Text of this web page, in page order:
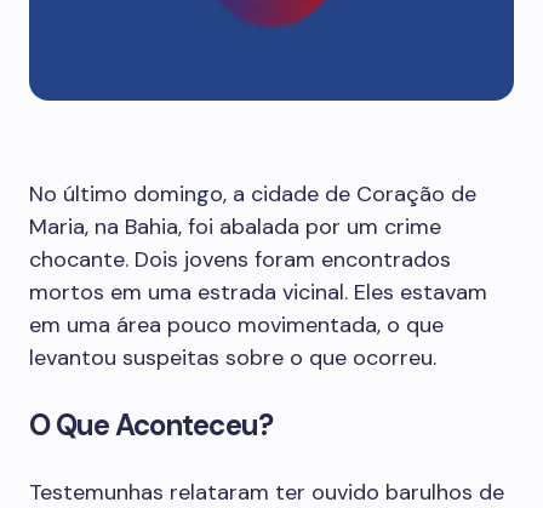
No último domingo, a cidade de Coração de
Maria, na Bahia, foi abalada por um crime
chocante. Dois jovens foram encontrados
mortos em uma estrada vicinal. Eles estavam
em uma área pouco movimentada, o que
levantou suspeitas sobre o que ocorreu.
O Que Aconteceu?
Testemunhas relataram ter ouvido barulhos de